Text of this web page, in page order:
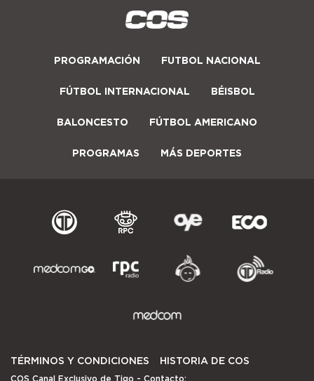
PROGRAMACIÓN FUTBOL NACIONAL
FÚTBOL INTERNACIONAL BÉISBOL
BALONCESTO FÚTBOL AMERICANO
PROGRAMAS MÁS DEPORTES
TÉRMINOS Y CONDICIONES HISTORIA DE COS
COS Canal Exclusivo de Tigo - Contacto: